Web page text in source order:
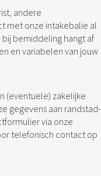
andere
met onze intakebalie al
bemiddeling hangt af
en variabelen van jouw
(eventuele) zakelijke
gegevens aan randstad-
via onze
telefonisch contact op